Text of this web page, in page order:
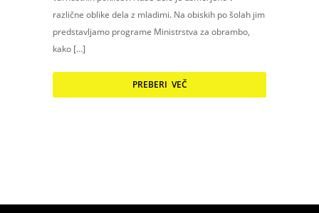
različne oblike dela z mladimi. Na obiskih po šolah jim
predstavljamo programe Ministrstva za obrambo,
kako […]
PREBERI VEČ